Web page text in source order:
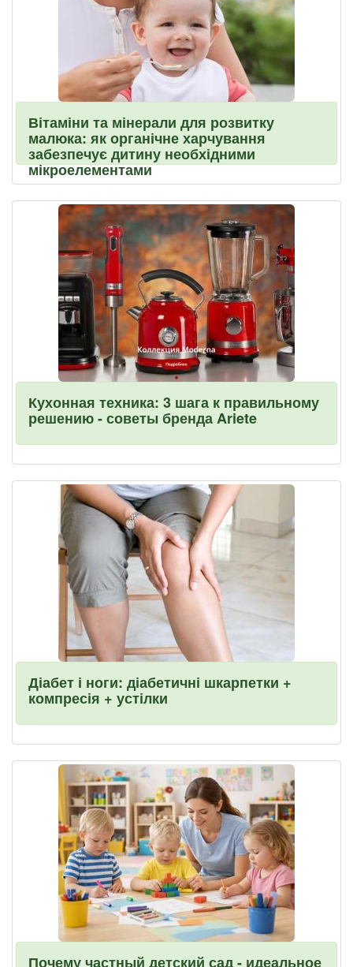
Вітаміни та мінерали для розвитку
малюка: як органічне харчування
забезпечує дитину необхідними
мікроелементами
Кухонная техника: 3 шага к правильному
решению - советы бренда Ariete
Діабет і ноги: діабетичні шкарпетки +
компресія + устілки
Почему частный детский сад - идеальное